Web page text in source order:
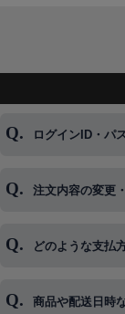
ログインID・パ
◆下記ページよ
注文内容の変更
◆即日発送を行
※発送後、発送
どのような支払
◆代金引換・ク
商品や配送日時